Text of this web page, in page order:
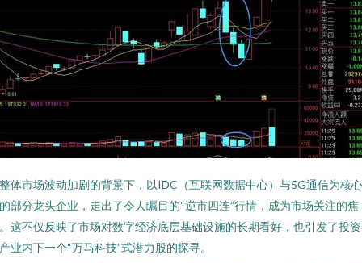
体市场波动加剧的背景下，以IDC（互联网数据中心）与5G通信为核
部分龙头企业，走出了令人瞩目的“逆市四连”行情，成为市场关注的焦
这不仅反映了市场对数字经济底层基础设施的长期看好，也引发了投
业内下一个“万马科技”式潜力股的探寻。